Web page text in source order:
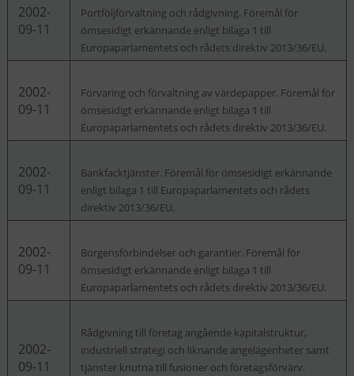
2002-
09-11
Portföljförvaltning och rådgivning. Föremål för
ömsesidigt erkännande enligt bilaga 1 till
Europaparlamentets och rådets direktiv 2013/36/EU.
2002-
09-11
Förvaring och förvaltning av värdepapper. Föremål för
ömsesidigt erkännande enligt bilaga 1 till
Europaparlamentets och rådets direktiv 2013/36/EU.
2002-
09-11
Bankfacktjänster. Föremål för ömsesidigt erkännande
enligt bilaga 1 till Europaparlamentets och rådets
direktiv 2013/36/EU.
2002-
09-11
Borgensförbindelser och garantier. Föremål för
ömsesidigt erkännande enligt bilaga 1 till
Europaparlamentets och rådets direktiv 2013/36/EU.
2002-
09-11
Rådgivning till företag angående kapitalstruktur,
industriell strategi och liknande angelägenheter samt
tjänster knutna till fusioner och företagsförvärv.